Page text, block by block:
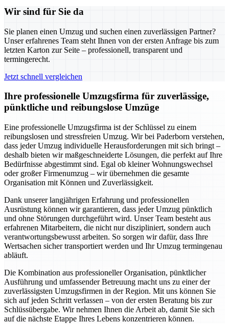
Wir sind für Sie da
Sie planen einen Umzug und suchen einen zuverlässigen Partner?
Unser erfahrenes Team steht Ihnen von der ersten Anfrage bis zum
letzten Karton zur Seite – professionell, transparent und
termingerecht.
Jetzt schnell vergleichen
Ihre professionelle Umzugsfirma für zuverlässige,
pünktliche und reibungslose Umzüge
Eine professionelle Umzugsfirma ist der Schlüssel zu einem
reibungslosen und stressfreien Umzug. Wir bei Paderborn verstehen,
dass jeder Umzug individuelle Herausforderungen mit sich bringt –
deshalb bieten wir maßgeschneiderte Lösungen, die perfekt auf Ihre
Bedürfnisse abgestimmt sind. Egal ob kleiner Wohnungswechsel
oder großer Firmenumzug – wir übernehmen die gesamte
Organisation mit Können und Zuverlässigkeit.
Dank unserer langjährigen Erfahrung und professionellen
Ausrüstung können wir garantieren, dass jeder Umzug pünktlich
und ohne Störungen durchgeführt wird. Unser Team besteht aus
erfahrenen Mitarbeitern, die nicht nur diszipliniert, sondern auch
verantwortungsbewusst arbeiten. So sorgen wir dafür, dass Ihre
Wertsachen sicher transportiert werden und Ihr Umzug termingenau
abläuft.
Die Kombination aus professioneller Organisation, pünktlicher
Ausführung und umfassender Betreuung macht uns zu einer der
zuverlässigsten Umzugsfirmen in der Region. Mit uns können Sie
sich auf jeden Schritt verlassen – von der ersten Beratung bis zur
Schlüssübergabe. Wir nehmen Ihnen die Arbeit ab, damit Sie sich
auf die nächste Etappe Ihres Lebens konzentrieren können.